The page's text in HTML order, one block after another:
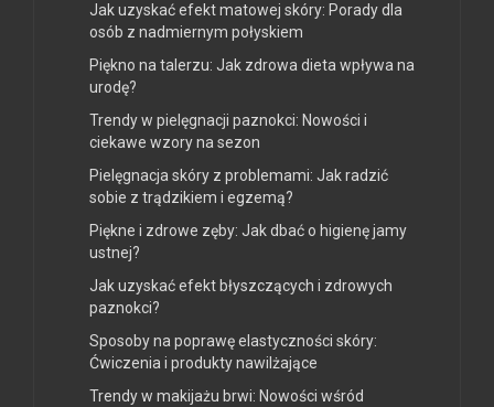
Jak uzyskać efekt matowej skóry: Porady dla
osób z nadmiernym połyskiem
Piękno na talerzu: Jak zdrowa dieta wpływa na
urodę?
Trendy w pielęgnacji paznokci: Nowości i
ciekawe wzory na sezon
Pielęgnacja skóry z problemami: Jak radzić
sobie z trądzikiem i egzemą?
Piękne i zdrowe zęby: Jak dbać o higienę jamy
ustnej?
Jak uzyskać efekt błyszczących i zdrowych
paznokci?
Sposoby na poprawę elastyczności skóry:
Ćwiczenia i produkty nawilżające
Trendy w makijażu brwi: Nowości wśród